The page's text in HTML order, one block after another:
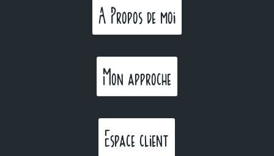
A Propos de moi
Mon approche
Espace client